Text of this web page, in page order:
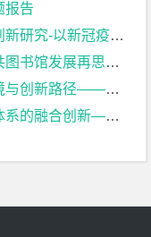
报告
“健康码”推行为例开题报告
南京图书馆为例开题报告
以南京市为例开题报告
性、制度三要素的研究开题报告